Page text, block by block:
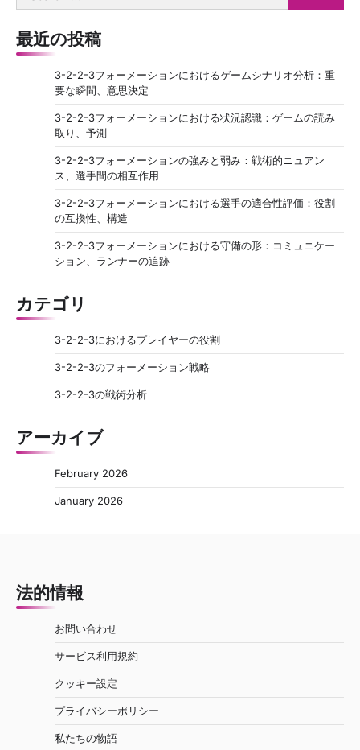
a
for:
最近の投稿
3-2-2-3フォーメーションにおけるゲームシナリオ分析：重
要な瞬間、意思決定
3-2-2-3フォーメーションにおける状況認識：ゲームの読み
取り、予測
3-2-2-3フォーメーションの強みと弱み：戦術的ニュアン
ス、選手間の相互作用
3-2-2-3フォーメーションにおける選手の適合性評価：役割
の互換性、構造
3-2-2-3フォーメーションにおける守備の形：コミュニケー
ション、ランナーの追跡
カテゴリ
3-2-2-3におけるプレイヤーの役割
3-2-2-3のフォーメーション戦略
3-2-2-3の戦術分析
アーカイブ
February 2026
January 2026
法的情報
お問い合わせ
サービス利用規約
クッキー設定
プライバシーポリシー
私たちの物語